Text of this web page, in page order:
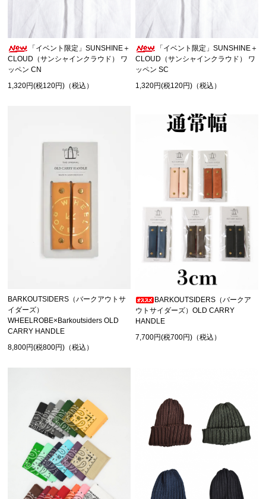
「イベント限定」SUNSHINE＋
CLOUD（サンシャインクラウド） ワ
ッペン CN
1,320円(税120円)（税込）
「イベント限定」SUNSHINE＋
CLOUD（サンシャインクラウド） ワ
ッペン SC
1,320円(税120円)（税込）
BARKOUTSIDERS（バークアウトサ
イダーズ）
WHEELROBE×Barkoutsiders OLD
CARRY HANDLE
8,800円(税800円)（税込）
BARKOUTSIDERS（バークア
ウトサイダーズ）OLD CARRY
HANDLE
7,700円(税700円)（税込）